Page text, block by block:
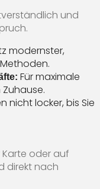
und
modernster,
Für maximale
Zuhause.
nicht locker, bis Sie
Karte oder auf
direkt nach